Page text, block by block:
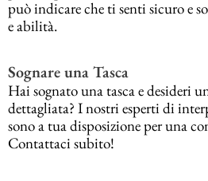
può indicare che ti senti sicuro e
e abilità.
Sognare una Tasca
Hai sognato una tasca e desideri
dettagliata? I nostri esperti di
sono a tua disposizione per una
Contattaci subito!